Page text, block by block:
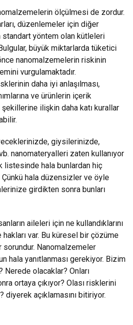
ölçülmesi de zordur.
düzenlemeler için diğer
standart yöntem olan kütleleri
büyük miktarlarda tüketici
nanomalzemelerin riskinin
vurgulamaktadır.
daha iyi anlaşılması,
ve ürünlerin içerik
ilişkin daha katı kurallar
giysilerinizde,
nanomateryalleri zaten kullanıyor
listesinde hala bunlardan hiç
hala düzensizler ve öyle
girdikten sonra bunları
aileleri için ne kullandıklarını
hakları var. Bu küresel bir çözüme
Nanomalzemeler
hala yanıtlanması gerekiyor. Bizim
olacaklar? Onları
ortaya çıkıyor? Olası risklerini
açıklamasını bitiriyor.